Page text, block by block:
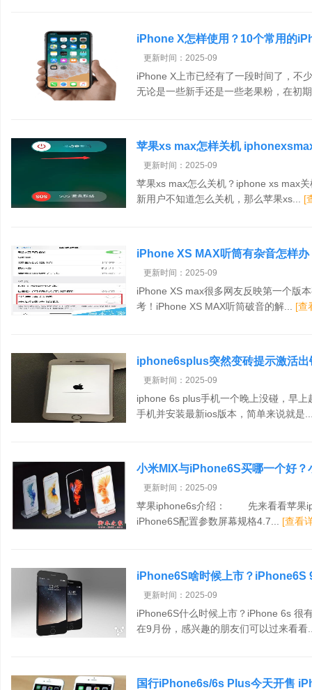
iPhone X怎样使用？10个常用的
更新时间：2025-09
iPhone X上市已经有了一段时间了，不
无论是一些新手还是一些老果粉，在初
苹果xs max怎样关机
更新时间：2025-09
苹果xs max怎么关机？iphone xs max
新用户不知道怎么关机，那么苹果xs... [
iPhone XS MAX听筒有杂音怎样
法
更新时间：2025-09
iPhone XS max很多网友反映第一个版
考！iPhone XS MAX听筒破音的解... [查
iphone6splus突然变砖提示激活出
更新时间：2025-09
iphone 6s plus手机一个晚上没碰，早
手机并安装最新ios版本，简单来说就是
小米MIX与iPhone6S买哪一个好
更新时间：2025-09
苹果iphone6s介绍： 先来看看苹果
iPhone6S配置参数屏幕规格4.7... [查看
iPhone6S啥时候上市？iPhone6S
更新时间：2025-09
iPhone6S什么时候上市？iPhone 6s 很
在9月份，感兴趣的朋友们可以过来看
国行iPhone6s/6s Plus今天开售